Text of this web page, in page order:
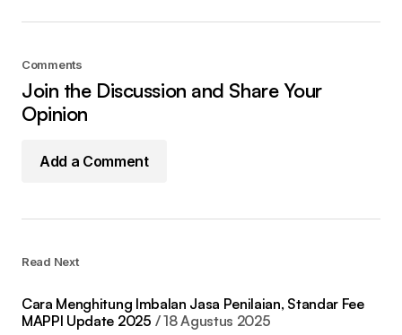
Comments
Join the Discussion and Share Your
Opinion
Add a Comment
Read Next
Cara Menghitung Imbalan Jasa Penilaian, Standar Fee
MAPPI Update 2025
18 Agustus 2025